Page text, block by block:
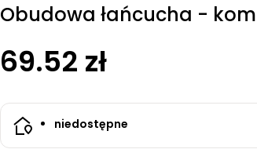
Obudowa łańcucha -
69.52 zł
niedostępne